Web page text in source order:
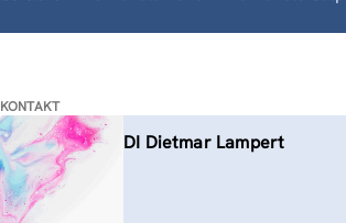
KONTAKT
DI Dietmar Lampert